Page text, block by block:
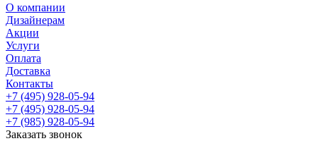
О компании
Дизайнерам
Акции
Услуги
Оплата
Доставка
Контакты
+7 (495) 928-05-94
+7 (495) 928-05-94
+7 (985) 928-05-94
Заказать звонок